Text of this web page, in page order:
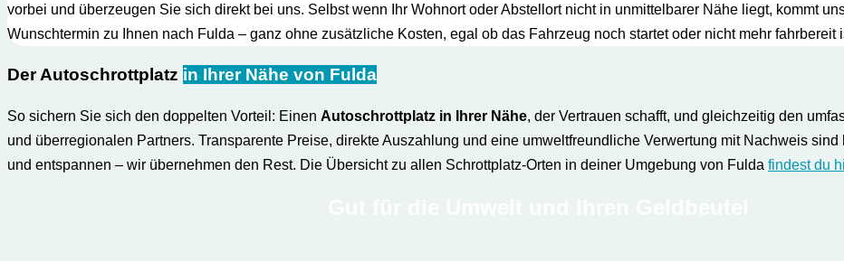
vorbei und überzeugen Sie sich direkt bei uns. Selbst wenn Ihr Wohnort oder Abstellort nicht in unmittelbarer Nähe liegt, kommt
Wunschtermin zu Ihnen nach Fulda – ganz ohne zusätzliche Kosten, egal ob das Fahrzeug noch startet oder nicht mehr fahrbereit
Der Autoschrottplatz in Ihrer Nähe von Fulda
So sichern Sie sich den doppelten Vorteil: Einen Autoschrottplatz in Ihrer Nähe, der Vertrauen schafft, und gleichzeitig den
und überregionalen Partners. Transparente Preise, direkte Auszahlung und eine umweltfreundliche Verwertung mit Nachweis
und entspannen – wir übernehmen den Rest. Die Übersicht zu allen Schrottplatz-Orten in deiner Umgebung von Fulda findest du